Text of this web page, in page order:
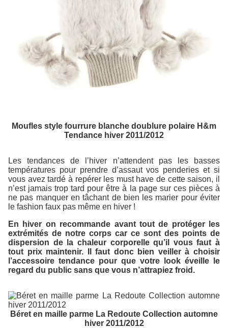
Moufles style fourrure blanche doublure polaire H&m
Tendance hiver 2011/2012
Les tendances de l’hiver n’attendent pas les basses
températures pour prendre d’assaut vos penderies et si
vous avez tardé à repérer les must have de cette saison, il
n’est jamais trop tard pour être à la page sur ces pièces à
ne pas manquer en tâchant de bien les marier pour éviter
le fashion faux pas même en hiver !
En hiver on recommande avant tout de protéger les
extrémités de notre corps car ce sont des points de
dispersion de la chaleur corporelle qu’il vous faut à
tout prix maintenir. Il faut donc bien veiller à choisir
l’accessoire tendance pour que votre look éveille le
regard du public sans que vous n’attrapiez froid.
Béret en maille parme La Redoute Collection automne
hiver 2011/2012